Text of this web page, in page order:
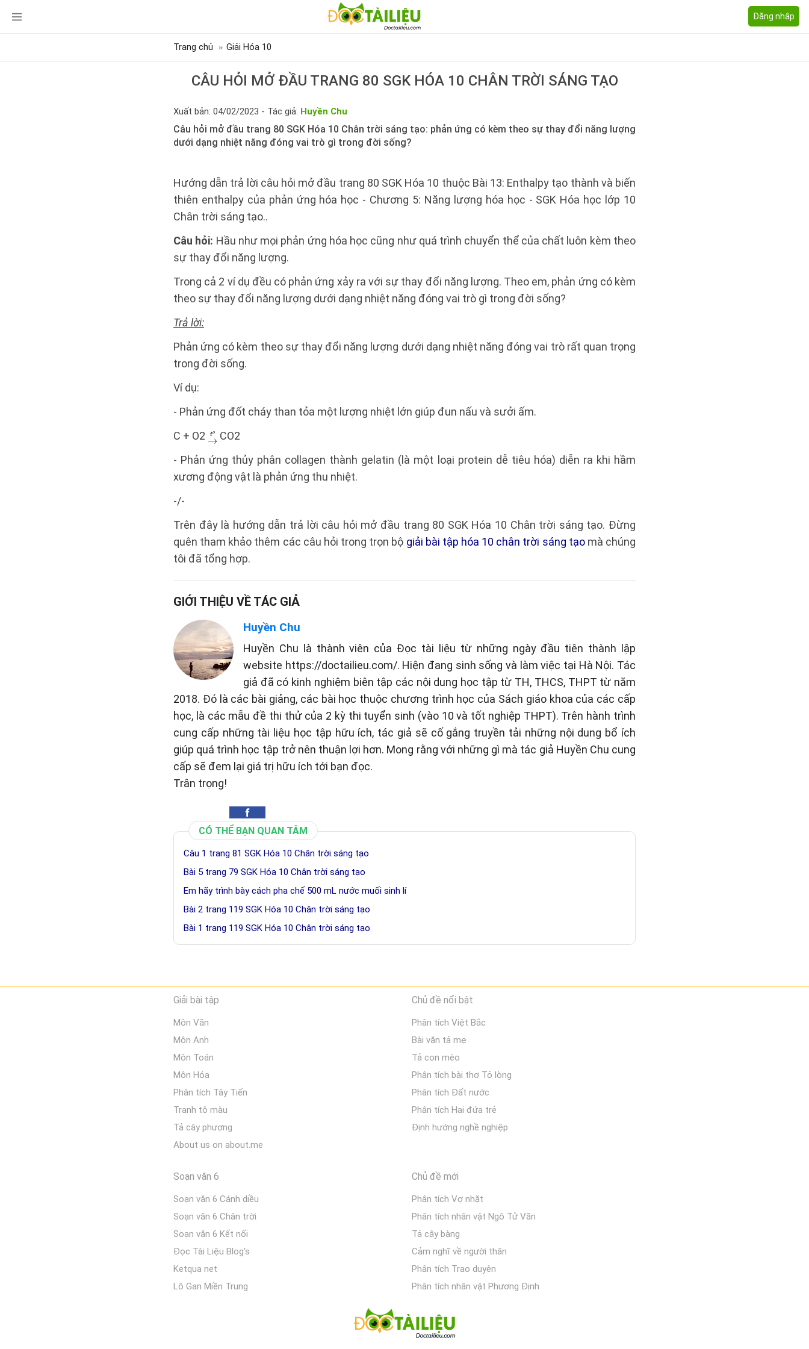
Đăng nhập
Trang chủ Giải Hóa 10
CÂU HỎI MỞ ĐẦU TRANG 80 SGK HÓA 10 CHÂN TRỜI SÁNG TẠO
Xuất bản: 04/02/2023 - Tác giả: Huyền Chu
Câu hỏi mở đầu trang 80 SGK Hóa 10 Chân trời sáng tạo: phản ứng có kèm theo sự thay đổi năng lượng
dưới dạng nhiệt năng đóng vai trò gì trong đời sống?
Hướng dẫn trả lời câu hỏi mở đầu trang 80 SGK Hóa 10 thuộc Bài 13: Enthalpy tạo thành và biến
thiên enthalpy của phản ứng hóa học - Chương 5: Năng lượng hóa học - SGK Hóa học lớp 10
Chân trời sáng tạo..
Câu hỏi: Hầu như mọi phản ứng hóa học cũng như quá trình chuyển thể của chất luôn kèm theo
sự thay đổi năng lượng.
Trong cả 2 ví dụ đều có phản ứng xảy ra với sự thay đổi năng lượng. Theo em, phản ứng có kèm
theo sự thay đổi năng lượng dưới dạng nhiệt năng đóng vai trò gì trong đời sống?
Trả lời:
Phản ứng có kèm theo sự thay đổi năng lượng dưới dạng nhiệt năng đóng vai trò rất quan trọng
trong đời sống.
Ví dụ:
- Phản ứng đốt cháy than tỏa một lượng nhiệt lớn giúp đun nấu và sưởi ấm.
C + O2
CO2
- Phản ứng thủy phân collagen thành gelatin (là một loại protein dễ tiêu hóa) diễn ra khi hầm
xương động vật là phản ứng thu nhiệt.
-/-
Trên đây là hướng dẫn trả lời câu hỏi mở đầu trang 80 SGK Hóa 10 Chân trời sáng tạo. Đừng
quên tham khảo thêm các câu hỏi trong trọn bộ giải bài tập hóa 10 chân trời sáng tạomà chúng
tôi đã tổng hợp.
GIỚI THIỆU VỀ TÁC GIẢ
Huyền Chu
Huyền Chu là thành viên của Đọc tài liệu từ những ngày đầu tiên thành lập
website https://doctailieu.com/. Hiện đang sinh sống và làm việc tại Hà Nội. Tác
giả đã có kinh nghiệm biên tập các nội dung học tập từ TH, THCS, THPT từ năm
2018. Đó là các bài giảng, các bài học thuộc chương trình học của Sách giáo khoa của các cấp
học, là các mẫu đề thi thử của 2 kỳ thi tuyển sinh (vào 10 và tốt nghiệp THPT). Trên hành trình
cung cấp những tài liệu học tập hữu ích, tác giả sẽ cố gắng truyền tải những nội dung bổ ích
giúp quá trình học tập trở nên thuận lợi hơn. Mong rằng với những gì mà tác giả Huyền Chu cung
cấp sẽ đem lại giá trị hữu ích tới bạn đọc.
Trân trọng!
CÓ THỂ BẠN QUAN TÂM
Câu 1 trang 81 SGK Hóa 10 Chân trời sáng tạo
Bài 5 trang 79 SGK Hóa 10 Chân trời sáng tạo
Em hãy trình bày cách pha chế 500 mL nước muối sinh lí
Bài 2 trang 119 SGK Hóa 10 Chân trời sáng tạo
Bài 1 trang 119 SGK Hóa 10 Chân trời sáng tạo
Giải bài tập
Môn Văn
Môn Anh
Môn Toán
Môn Hóa
Phân tích Tây Tiến
Tranh tô màu
Tả cây phượng
About us on about.me
Chủ đề nổi bật
Phân tích Việt Bắc
Bài văn tả mẹ
Tả con mèo
Phân tích bài thơ Tỏ lòng
Phân tích Đất nước
Phân tích Hai đứa trẻ
Định hướng nghề nghiệp
Soạn văn 6
Soạn văn 6 Cánh diều
Soạn văn 6 Chân trời
Soạn văn 6 Kết nối
Đọc Tài Liệu Blog's
Ketqua net
Lô Gan Miền Trung
Chủ đề mới
Phân tích Vợ nhặt
Phân tích nhân vật Ngô Tử Văn
Tả cây bàng
Cảm nghĩ về người thân
Phân tích Trao duyên
Phân tích nhân vật Phương Định